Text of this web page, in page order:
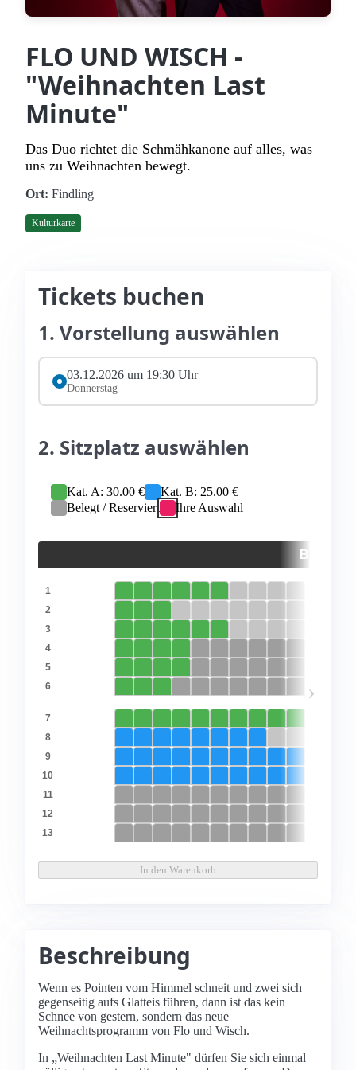
FLO UND WISCH -
"Weihnachten Last
Minute"
Das Duo richtet die Schmähkanone auf alles, was
uns zu Weihnachten bewegt.
Ort: Findling
Kulturkarte
Tickets buchen
1. Vorstellung auswählen
03.12.2026 um 19:30 Uhr
Donnerstag
2. Sitzplatz auswählen
Kat. A: 30.00 €
Kat. B: 25.00 €
Belegt / Reserviert
Ihre Auswahl
BÜHNE
1
2
3
4
5
6
7
8
9
10
11
12
13
›
In den Warenkorb
Beschreibung
Wenn es Pointen vom Himmel schneit und zwei sich
gegenseitig aufs Glatteis führen, dann ist das kein
Schnee von gestern, sondern das neue
Weihnachtsprogramm von Flo und Wisch.
In „Weihnachten Last Minute" dürfen Sie sich einmal